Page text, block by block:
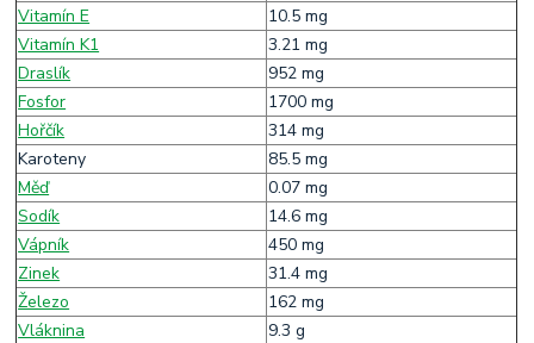
Vitamín E
10.5 mg
Vitamín K1
3.21 mg
Draslík
952 mg
Fosfor
1700 mg
Hořčík
314 mg
Karoteny
85.5 mg
Měď
0.07 mg
Sodík
14.6 mg
Vápník
450 mg
Zinek
31.4 mg
Železo
162 mg
Vláknina
9.3 g